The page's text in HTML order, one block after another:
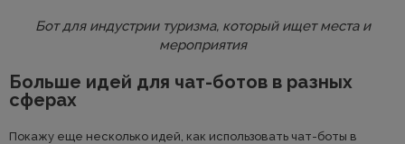
Бот для индустрии туризма, который ищет места и
мероприятия
Больше идей для чат-ботов в разных
сферах
Покажу еще несколько идей, как использовать чат-боты в